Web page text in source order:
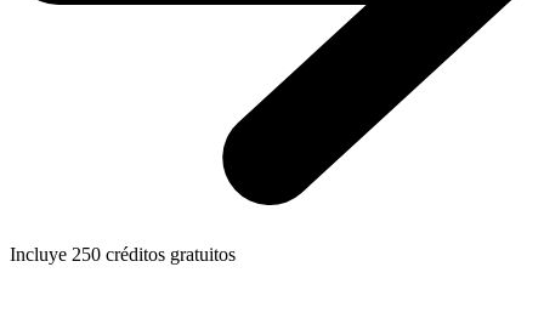
Incluye 250 créditos gratuitos